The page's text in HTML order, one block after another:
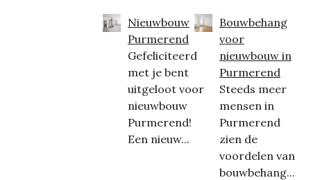
Nieuwbouw
Purmerend
Gefeliciteerd
met je bent
uitgeloot voor
nieuwbouw
Purmerend!
Een nieuw...
Bouwbehang
voor
nieuwbouw in
Purmerend
Steeds meer
mensen in
Purmerend
zien de
voordelen van
bouwbehang...